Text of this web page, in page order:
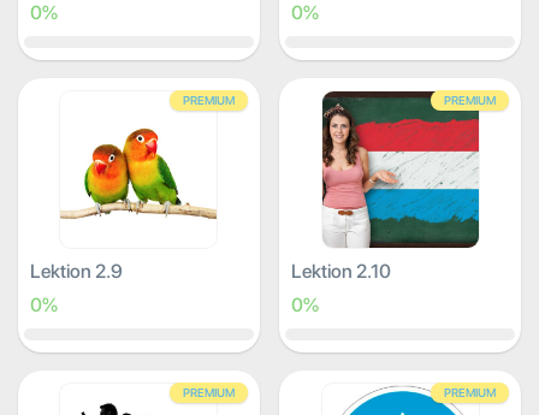
0%
0%
PREMIUM
Lektion 2.9
0%
PREMIUM
Lektion 2.10
0%
PREMIUM PREMIUM